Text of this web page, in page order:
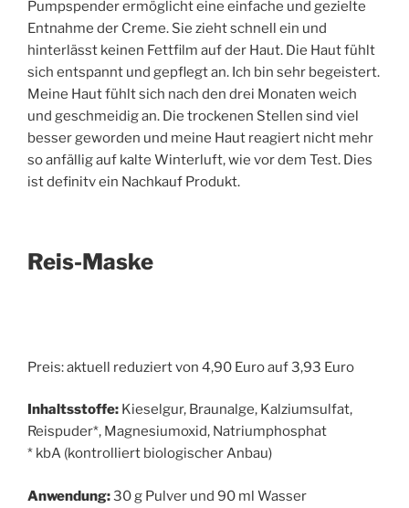
Pumpspender ermöglicht eine einfache und gezielte
Entnahme der Creme. Sie zieht schnell ein und
hinterlässt keinen Fettfilm auf der Haut. Die Haut fühlt
sich entspannt und gepflegt an. Ich bin sehr begeistert.
Meine Haut fühlt sich nach den drei Monaten weich
und geschmeidig an. Die trockenen Stellen sind viel
besser geworden und meine Haut reagiert nicht mehr
so anfällig auf kalte Winterluft, wie vor dem Test. Dies
ist definitv ein Nachkauf Produkt.
Reis-Maske
Preis: aktuell reduziert von 4,90 Euro auf 3,93 Euro
Inhaltsstoffe: Kieselgur, Braunalge, Kalziumsulfat,
Reispuder*, Magnesiumoxid, Natriumphosphat
* kbA (kontrolliert biologischer Anbau)
Anwendung:30 g Pulver und 90 ml Wasser